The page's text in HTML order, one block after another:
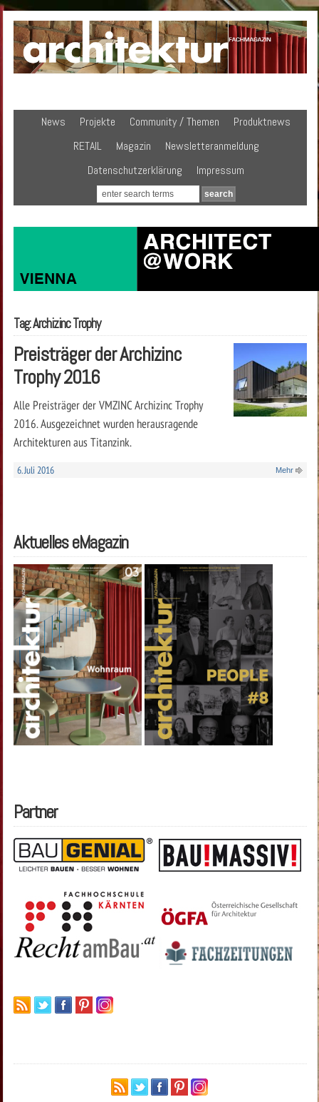
News Projekte Community / Themen
Produktnews
RETAIL
Magazin
Newsletteranmeldung
Datenschutzerklärung
Impressum
Tag: Archizinc Trophy
Preisträger der Archizinc
Trophy 2016
Alle Preisträger der VMZINC Archizinc Trophy
2016. Ausgezeichnet wurden herausragende
Architekturen aus Titanzink.
6. Juli 2016 Mehr
Aktuelles eMagazin
Partner